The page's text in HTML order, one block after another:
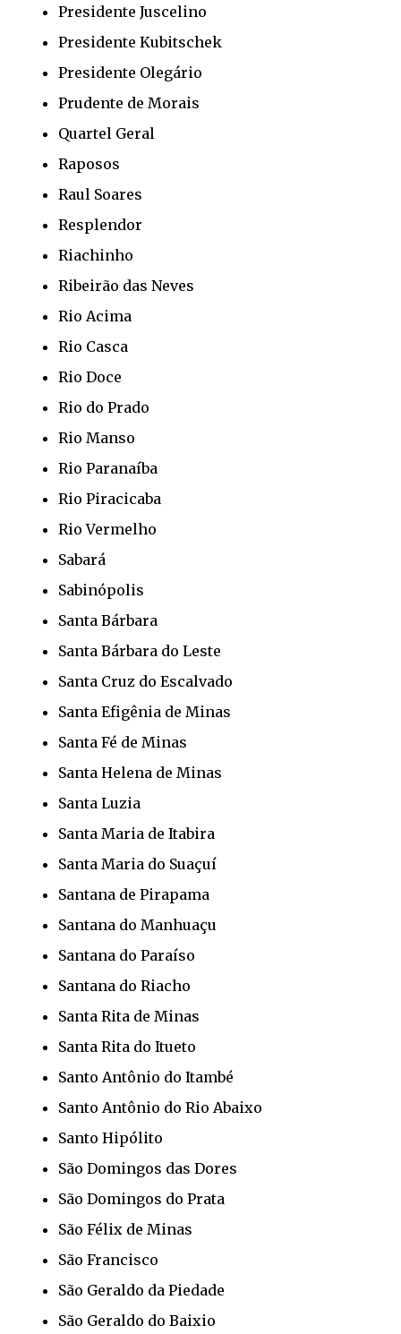
Presidente Juscelino
Presidente Kubitschek
Presidente Olegário
Prudente de Morais
Quartel Geral
Raposos
Raul Soares
Resplendor
Riachinho
Ribeirão das Neves
Rio Acima
Rio Casca
Rio Doce
Rio do Prado
Rio Manso
Rio Paranaíba
Rio Piracicaba
Rio Vermelho
Sabará
Sabinópolis
Santa Bárbara
Santa Bárbara do Leste
Santa Cruz do Escalvado
Santa Efigênia de Minas
Santa Fé de Minas
Santa Helena de Minas
Santa Luzia
Santa Maria de Itabira
Santa Maria do Suaçuí
Santana de Pirapama
Santana do Manhuaçu
Santana do Paraíso
Santana do Riacho
Santa Rita de Minas
Santa Rita do Itueto
Santo Antônio do Itambé
Santo Antônio do Rio Abaixo
Santo Hipólito
São Domingos das Dores
São Domingos do Prata
São Félix de Minas
São Francisco
São Geraldo da Piedade
São Geraldo do Baixio